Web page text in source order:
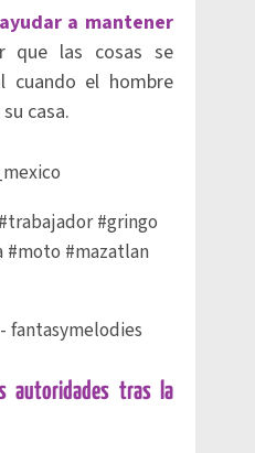
a mantener
que las cosas se
cuando el hombre
casa.
#trabajador #gringo
#moto #mazatlan
autoridades tras la